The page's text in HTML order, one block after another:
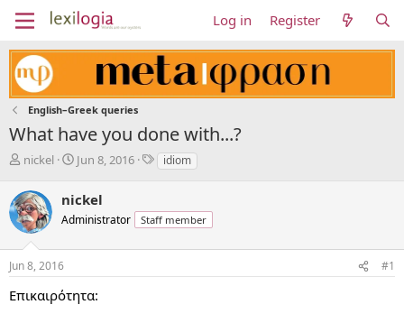
Log in Register
English–Greek queries
What have you done with...?
T
r
e
a
t
r
nickel
S
r
t
Jun 8, 2016
Tidiom
nickel
Administrator Staff member
Jun 8, 2016 #1
Επικαιρότητα: